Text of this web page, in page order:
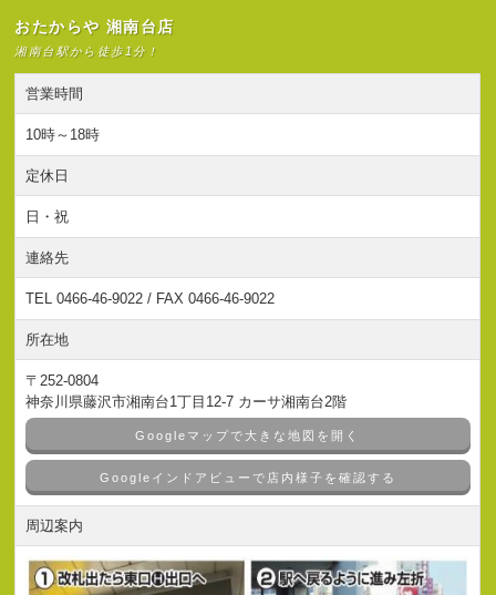
おたからや 湘南台店
湘南台駅から徒歩1分！
営業時間
10時～18時
定休日
日・祝
連絡先
TEL 0466-46-9022 / FAX 0466-46-9022
所在地
〒252-0804
神奈川県藤沢市湘南台1丁目12-7 カーサ湘南台2階
Googleマップで大きな地図を開く
Googleインドアビューで店内様子を確認する
周辺案内